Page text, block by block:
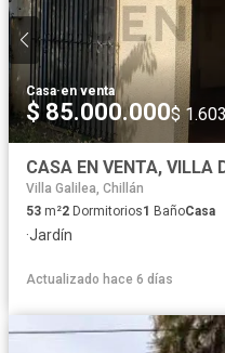
Casa·en venta
$ 85.000.000$
CASA EN VENTA, VILLA
Villa Galilea, Chillán
53 m²2 Dormitorios1 BañoCasa
·Jardín
Actualizado hace 6 días